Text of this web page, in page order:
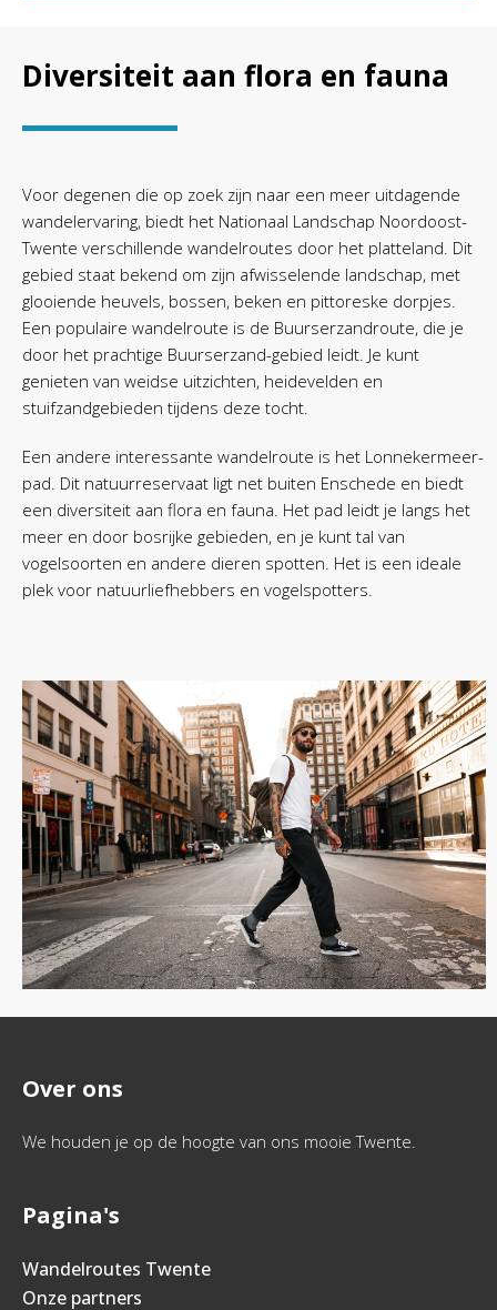
Diversiteit aan flora en fauna
Voor degenen die op zoek zijn naar een meer uitdagende
wandelervaring, biedt het Nationaal Landschap Noordoost-
Twente verschillende wandelroutes door het platteland. Dit
gebied staat bekend om zijn afwisselende landschap, met
glooiende heuvels, bossen, beken en pittoreske dorpjes.
Een populaire wandelroute is de Buurserzandroute, die je
door het prachtige Buurserzand-gebied leidt. Je kunt
genieten van weidse uitzichten, heidevelden en
stuifzandgebieden tijdens deze tocht.
Een andere interessante wandelroute is het Lonnekermeer-
pad. Dit natuurreservaat ligt net buiten Enschede en biedt
een diversiteit aan flora en fauna. Het pad leidt je langs het
meer en door bosrijke gebieden, en je kunt tal van
vogelsoorten en andere dieren spotten. Het is een ideale
plek voor natuurliefhebbers en vogelspotters.
Over ons
We houden je op de hoogte van ons mooie Twente.
Pagina's
Wandelroutes Twente
Onze partners